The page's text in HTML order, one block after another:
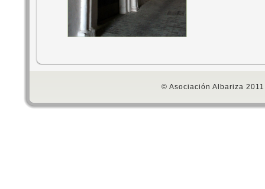
© Asociación Albariza